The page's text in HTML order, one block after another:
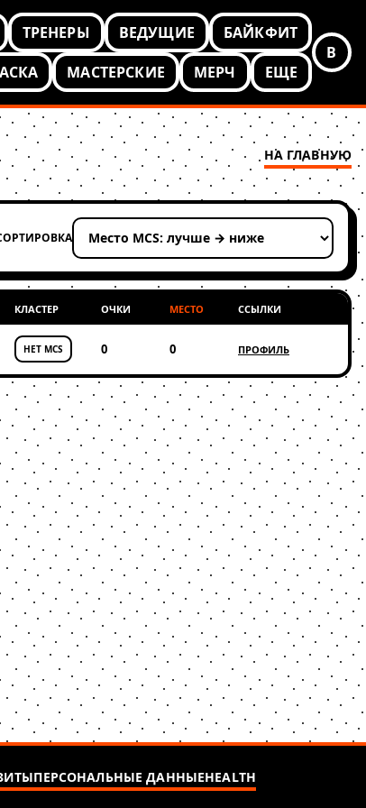
ТРЕНЕРЫ ВЕДУЩИЕ
БАЙКФИТ
МАСТЕРСКИЕ МЕРЧ ЕЩЕ
В
НА ГЛАВНУЮ
сортировку
КЛАСТЕР ОЧКИ МЕСТО ССЫЛКИ
НЕТ MCS 0 0 ПРОФИЛЬ
ПЕРСОНАЛЬНЫЕ ДАННЫЕHEALTH